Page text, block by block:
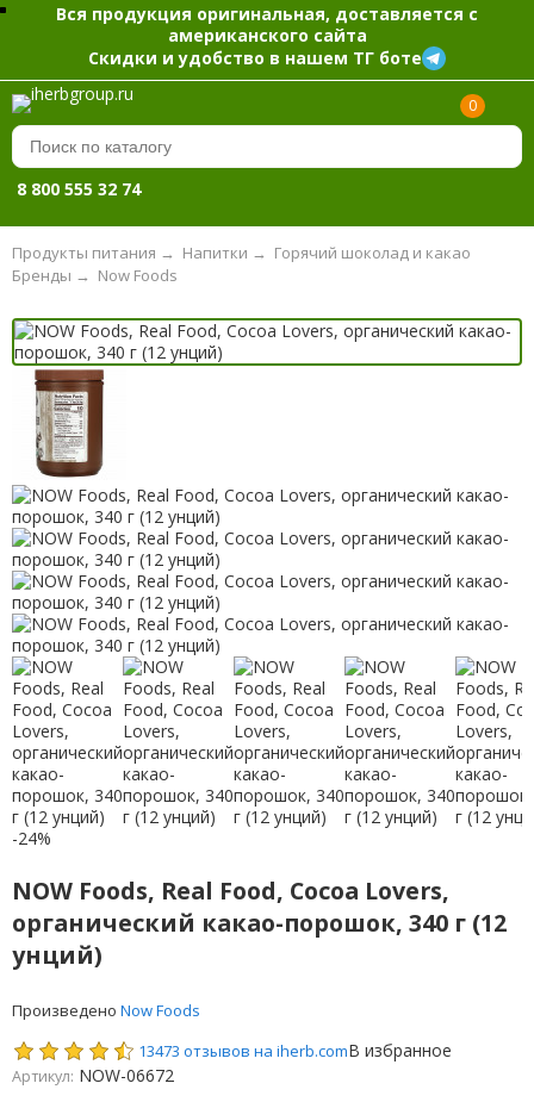
Вся продукция оригинальная, доставляется с
американского сайта
Скидки и удобство в нашем ТГ боте
0
8 800 555 32 74
Продукты питания → Напитки → Горячий шоколад и какао
Now Foods
Бренды →
-24%
NOW Foods, Real Food, Cocoa Lovers,
органический какао-порошок, 340 г (12
унций)
Произведено Now Foods
13473 отзывов на iherb.comВ избранное
Артикул: NOW-06672